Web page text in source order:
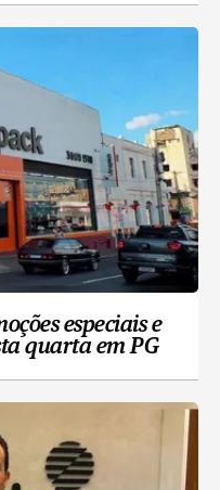
especiais e
quarta em PG